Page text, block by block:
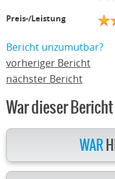
Preis-/Leistung
Bericht unzumutbar?
vorheriger Bericht
nächster Bericht
War dieser
WAR